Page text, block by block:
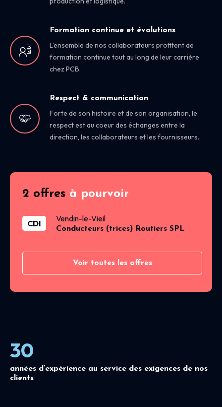
Formation continue et évolutions
L’ensemble de nos collaborateurs profitent de
formation continue tout au long de leur carrière
chez PCB.
Respect & communication
Forte de son histoire et de son organisation, le
respect est au coeur des échanges entre la
direction, les collaborateurs et les fournisseurs.
2 offres à pourvoir
CDI Vendin-le-Vieil
Conducteurs (trices) Routiers SPL
Voir toutes les offres
30
années d’expérience au service des exigences de nos
clients